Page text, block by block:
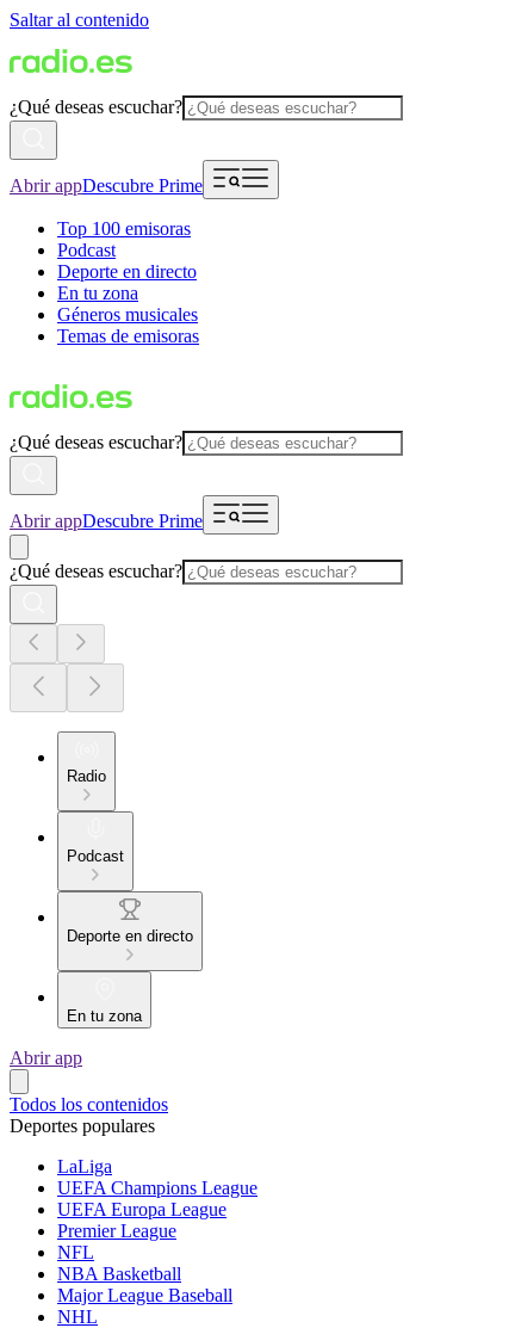
Saltar al contenido
¿Qué deseas escuchar?
Abrir appDescubre Prime
Top 100 emisoras
Podcast
Deporte en directo
En tu zona
Géneros musicales
Temas de emisoras
¿Qué deseas escuchar?
Abrir appDescubre Prime
¿Qué deseas escuchar?
Radio
Podcast
Deporte en directo
En tu zona
Abrir app
Todos los contenidos
Deportes populares
LaLiga
UEFA Champions League
UEFA Europa League
Premier League
NFL
NBA Basketball
Major League Baseball
NHL